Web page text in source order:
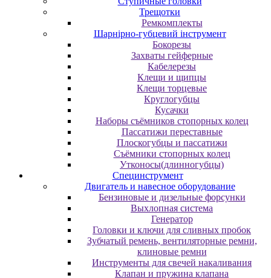
Трещотки
Ремкомплекты
Шарнірно-губцевий інструмент
Бокорезы
Захваты гейферные
Кабелерезы
Клещи и щипцы
Клещи торцевые
Круглогубцы
Кусачки
Наборы съёмников стопорных колец
Пассатижи переставные
Плоскогубцы и пассатижи
Съёмники стопорных колец
Утконосы(длинногубцы)
Специнструмент
Двигатель и навесное оборудование
Бензиновые и дизельные форсунки
Выхлопная система
Генератор
Головки и ключи для сливных пробок
Зубчатый ремень, вентиляторные ремни,
клиновые ремни
Инструменты для свечей накаливания
Клапан и пружина клапана